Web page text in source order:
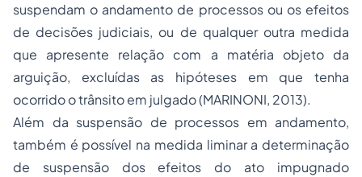
suspendam o andamento de processos ou os efeitos
de decisões judiciais, ou de qualquer outra medida
que apresente relação com a matéria objeto da
arguição, excluídas as hipóteses em que tenha
ocorrido o trânsito em julgado (MARINONI, 2013).
Além da suspensão de processos em andamento,
também é possível na medida liminar a determinação
de suspensão dos efeitos do ato impugnado